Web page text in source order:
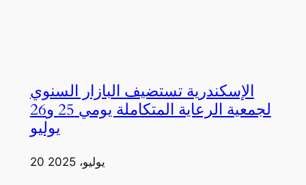
الإسكندرية تستضيف البازار السنوي
لجمعية الرعاية المتكاملة يومي 25 و26
يوليو
20 يوليو، 2025